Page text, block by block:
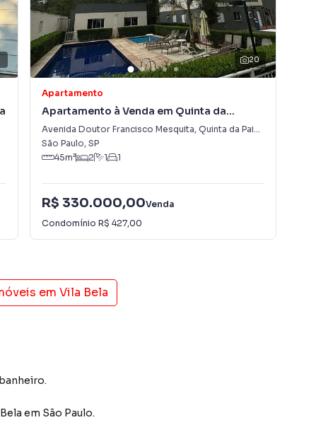
20
Apartamento
Apartamento à Venda em Quinta da
Paineira
Avenida Doutor Francisco Mesquita, Quinta da Paineira
São Paulo, SP
45m² 2 1 1
R$ 330.000,00Venda
Condomínio R$ 427,00
em Vila Bela
em São Paulo.